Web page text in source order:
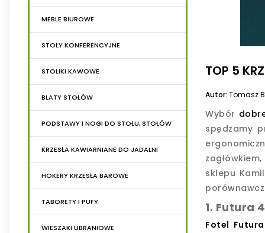
MEBLE BIUROWE
STOŁY KONFERENCYJNE
STOLIKI KAWOWE
BLATY STOŁÓW
PODSTAWY I NOGI DO STOŁU, STOŁÓW
KRZESŁA KAWIARNIANE DO JADALNI
HOKERY KRZESŁA BAROWE
TABORETY I PUFY
WIESZAKI UBRANIOWE
TOP 5
Autor: Tomasz B
Wybór
spędzamy
sklepu
1. Futura
Fotel